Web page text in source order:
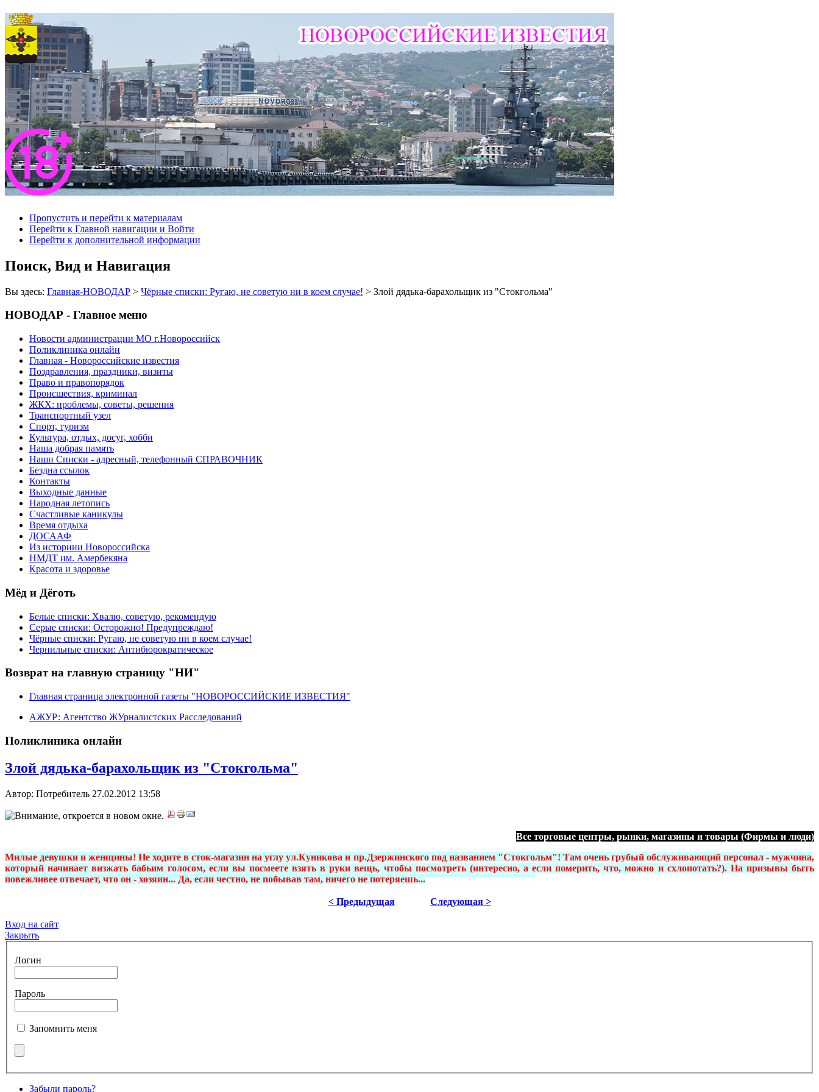
Пропустить и перейти к материалам
Перейти к Главной навигации и Войти
Перейти к дополнительной информации
Поиск, Вид и Навигация
Вы здесь: Главная-НОВОДАР > Чёрные списки: Ругаю, не советую ни в коем случае! > Злой дядька-барахольщик из "Стокгольма"
НОВОДАР - Главное меню
Новости администрации МО г.Новороссийск
Поликлиника онлайн
Главная - Новороссийские известия
Поздравления, праздники, визиты
Право и правопорядок
Происшествия, криминал
ЖКХ: проблемы, советы, решения
Транспортный узел
Спорт, туризм
Культура, отдых, досуг, хобби
Наша добрая память
Наши Списки - адресный, телефонный СПРАВОЧНИК
Бездна ссылок
Контакты
Выходные данные
Народная летопись
Счастливые каникулы
Время отдыха
ДОСААФ
Из историии Новороссийска
НМДТ им. Амербекяна
Красота и здоровье
Мёд и Дёготь
Белые списки: Хвалю, советую, рекомендую
Серые списки: Осторожно! Предупреждаю!
Чёрные списки: Ругаю, не советую ни в коем случае!
Чернильные списки: Антибюрократическое
Возврат на главную страницу "НИ"
Главная страница электронной газеты "НОВОРОССИЙСКИЕ ИЗВЕСТИЯ"
АЖУР: Агентство ЖУрналистских Расследований
Поликлиника онлайн
Злой дядька-барахольщик из "Стокгольма"
Автор: Потребитель 27.02.2012 13:58
Все торговые центры, рынки, магазины и товары (Фирмы и люди)
Милые девушки и женщины! Не ходите в сток-магазин на углу ул.Куникова и пр.Дзержинского под названием "Стокгольм"! Там очень грубый обслуживающий персонал - мужчина,
который начинает визжать бабьим голосом, если вы посмеете взять в руки вещь, чтобы посмотреть (интересно, а если померить, что, можно и схлопотать?). На призывы быть
повежливее отвечает, что он - хозяин... Да, если честно, не побывав там, ничего не потеряешь...
< Предыдущая Следующая >
Вход на сайт
Закрыть
Логин
Пароль
Запомнить меня
Забыли пароль?